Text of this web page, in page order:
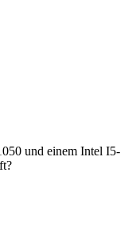
und einem Intel I5-